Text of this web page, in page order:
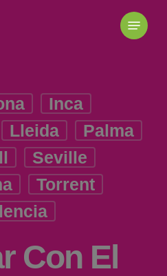
Inca
Lleida
Palma
Seville
Torrent
Con El